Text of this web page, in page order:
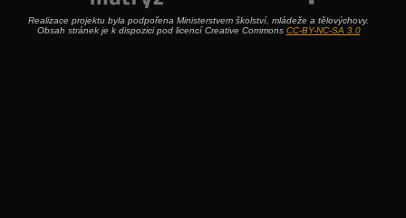
Realizace projektu byla podpořena Ministerstvem školství, mládeže a tělovýchovy.
Obsah stránek je k dispozici pod licencí Creative Commons CC-BY-NC-SA 3.0